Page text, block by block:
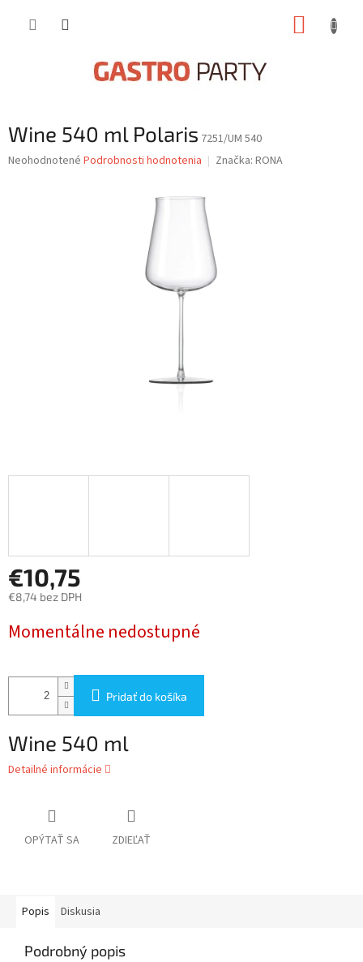
Wine 540 ml Polaris 7251/UM 540
Priemerné
Neohodnotené Podrobnosti hodnotenia Značka: RONA
€10,75
€8,74 bez DPH
cena:
Momentálne nedostupné
Pridať do košíka
Wine 540 ml
Detailné informácie
OPÝTAŤ SA ZDIEĽAŤ
Popis Diskusia
Podrobný popis